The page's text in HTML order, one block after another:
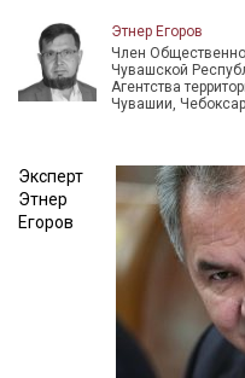
Этнер Егоров
Член
Чувашской
Агентства
Чувашии,
Эксперт
Этнер
Егоров